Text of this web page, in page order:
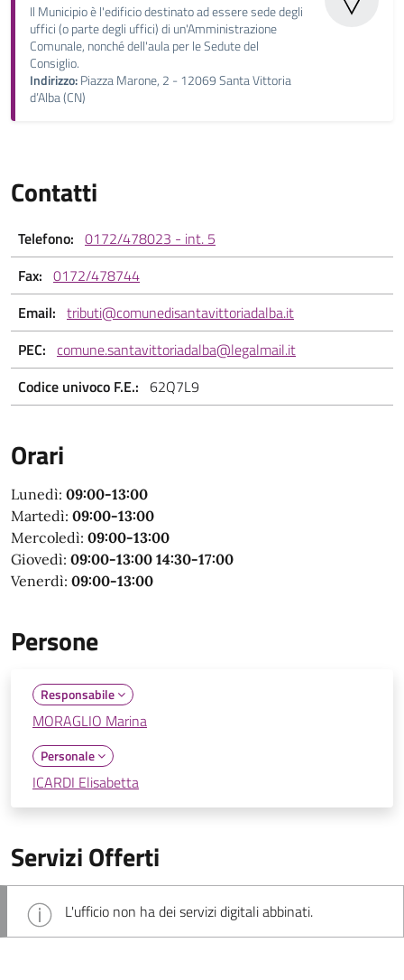
Il Municipio è l'edificio destinato ad essere sede degli
uffici (o parte degli uffici) di un'Amministrazione
Comunale, nonché dell'aula per le Sedute del
Consiglio.
Indirizzo:Piazza Marone, 2 - 12069 Santa Vittoria
d’Alba (CN)
Contatti
Telefono: 0172/478023 - int. 5
Fax: 0172/478744
Email: tributi@comunedisantavittoriadalba.it
PEC: comune.santavittoriadalba@legalmail.it
Codice univoco F.E.: 62Q7L9
Orari
Lunedì: 09:00-13:00
Martedì: 09:00-13:00
Mercoledì: 09:00-13:00
Giovedì: 09:00-13:00 14:30-17:00
Venerdì: 09:00-13:00
Persone
Responsabile
MORAGLIO Marina
Personale
ICARDI Elisabetta
Servizi Offerti
L'ufficio non ha dei servizi digitali abbinati.